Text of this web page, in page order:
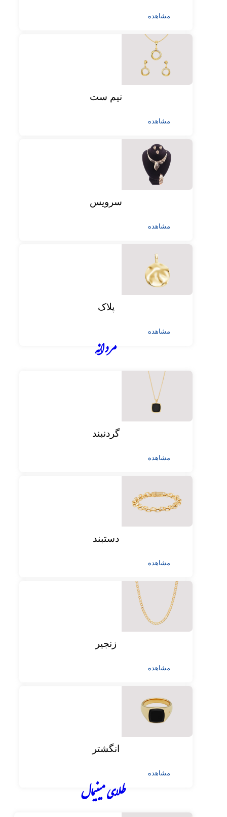
مشاهده
نیم ست
مشاهده
سرویس
مشاهده
پلاک
مشاهده
مردانه
گردنبند
مشاهده
دستبند
مشاهده
زنجیر
مشاهده
انگشتر
مشاهده
طلای مینیمال